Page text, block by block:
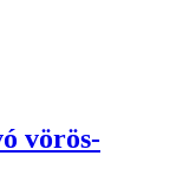
vörös-